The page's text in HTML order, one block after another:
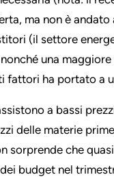
ma non è
(il settore
una
ha portato a
a bassi
delle materie
sorprende che
budget nel